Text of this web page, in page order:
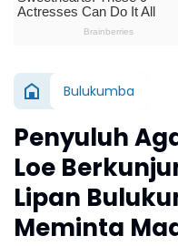
Bulukumba
Penyuluh
Loe
Lipan
Meminta